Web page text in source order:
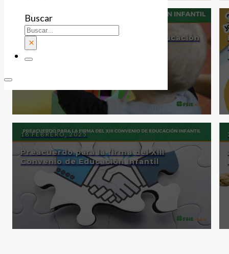
Buscar
×
5 MARZO, 2025
FSIE Firma el XIII Convenio de Educación
Infantil
18 FEBRERO, 2025
Preacuerdo para la firma del XIII
Convenio de Educación Infantil